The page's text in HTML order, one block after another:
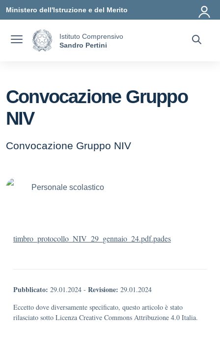
Ministero dell'Istruzione e del Merito
Istituto Comprensivo
Sandro Pertini
Convocazione Gruppo
NIV
Convocazione Gruppo NIV
Personale scolastico
timbro_protocollo_NIV_29_gennaio_24.pdf.pades
Pubblicato: 29.01.2024 - Revisione: 29.01.2024
Eccetto dove diversamente specificato, questo articolo è stato
rilasciato sotto Licenza Creative Commons Attribuzione 4.0 Italia.